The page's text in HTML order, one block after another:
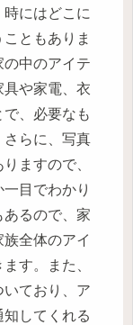
にはどこに
ともありま
中のアイテ
具や家電、衣
、必要なも
さらに、写真
ますので、
目でわかり
るので、家
全体のアイ
す。また、
ており、ア
してくれる